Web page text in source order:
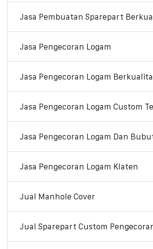
Jasa Pembuatan Sparepart
Jasa Pengecoran Logam
Jasa Pengecoran Logam
Jasa Pengecoran Logam Custom
Jasa Pengecoran Logam Dan
Jasa Pengecoran Logam Klaten
Jual Manhole Cover
Jual Sparepart Custom